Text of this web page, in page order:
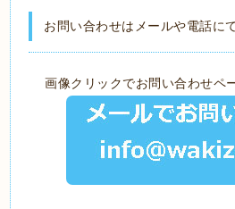
お問い合わせはメールや電話に
画像クリックでお問い合わせペ